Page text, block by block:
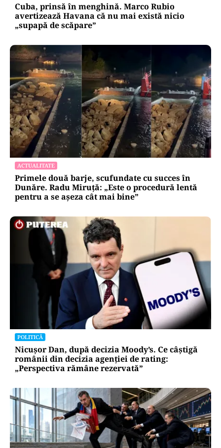
Cuba, prinsă în menghină. Marco Rubio
avertizează Havana că nu mai există nicio
„supapă de scăpare”
ACTUALITATE
Primele două barje, scufundate cu succes în
Dunăre. Radu Miruță: „Este o procedură lentă
pentru a se așeza cât mai bine”
POLITICĂ
Nicușor Dan, după decizia Moody’s. Ce câștigă
românii din decizia agenției de rating:
„Perspectiva rămâne rezervată”